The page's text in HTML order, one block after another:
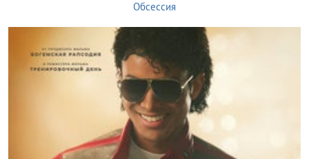
Обсессия